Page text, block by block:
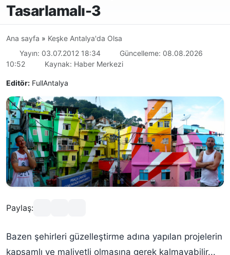
Tasarlamalı-3
Ana sayfa » Keşke Antalya'da Olsa
Yayın: 03.07.2012 18:34
Güncelleme: 08.08.2026
10:52
Kaynak: Haber Merkezi
Editör: FullAntalya
Paylaş:
Bazen şehirleri güzelleştirme adına yapılan projelerin
kapsamlı ve maliyetli olmasına gerek kalmayabilir...